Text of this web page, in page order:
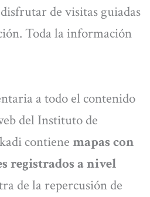
de visitas guiadas
Toda la información
a todo el contenido
del Instituto de
contiene mapas con
registrados a nivel
de la repercusión de